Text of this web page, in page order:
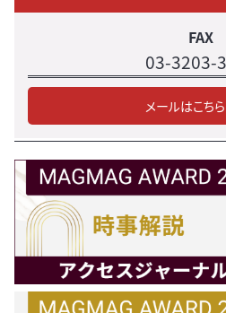
FAX
03-3203-
メールはこち